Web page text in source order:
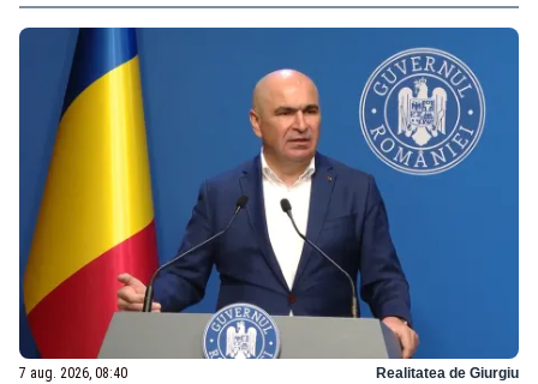
7 aug. 2026, 08:40 Realitatea de Giurgiu